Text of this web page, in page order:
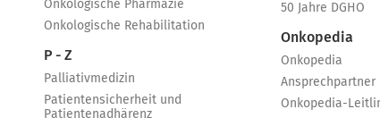
Onkologische Pharmazie
Onkologische Rehabilitation
P - Z
Palliativmedizin
Patientensicherheit und
Patientenadhärenz
50 Jahre DGHO
Onkopedia
Onkopedia
Ansprechpartner
Onkopedia-